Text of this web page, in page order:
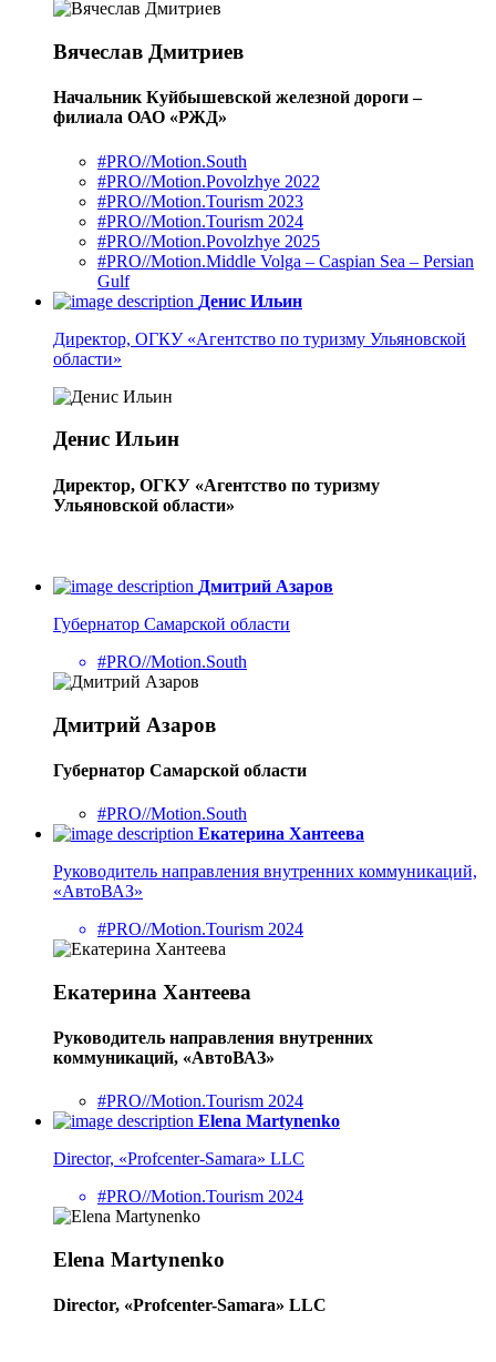
Вячеслав Дмитриев
Начальник Куйбышевской железной дороги –
филиала ОАО «РЖД»
#PRO//Motion.South
#PRO//Motion.Povolzhye 2022
#PRO//Motion.Tourism 2023
#PRO//Motion.Tourism 2024
#PRO//Motion.Povolzhye 2025
#PRO//Motion.Middle Volga – Caspian Sea – Persian
Gulf
Денис Ильин
Директор, ОГКУ «Агентство по туризму Ульяновской
области»
Денис Ильин
Директор, ОГКУ «Агентство по туризму
Ульяновской области»
Дмитрий Азаров
Губернатор Самарской области
#PRO//Motion.South
Дмитрий Азаров
Губернатор Самарской области
#PRO//Motion.South
Екатерина Хантеева
Руководитель направления внутренних коммуникаций,
«АвтоВАЗ»
#PRO//Motion.Tourism 2024
Екатерина Хантеева
Руководитель направления внутренних
коммуникаций, «АвтоВАЗ»
#PRO//Motion.Tourism 2024
Elena Martynenko
Director, «Profcenter-Samara» LLC
#PRO//Motion.Tourism 2024
Elena Martynenko
Director, «Profcenter-Samara» LLC